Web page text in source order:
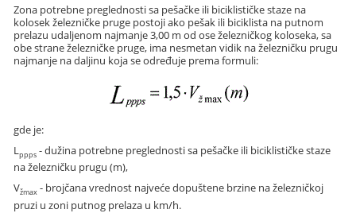
Zona potrebne preglednosti sa pešačke ili biciklističke staze na
kolosek železničke pruge postoji ako pešak ili biciklista na putnom
prelazu udaljenom najmanje 3,00 m od ose železničkog koloseka, sa
obe strane železničke pruge, ima nesmetan vidik na železničku prugu
najmanje na daljinu koja se određuje prema formuli:
gde je:
L ppps - dužina potrebne preglednosti sa pešačke ili biciklističke staze
na železničku prugu (m),
Vžmax - brojčana vrednost najveće dopuštene brzine na železničkoj
pruzi u zoni putnog prelaza u km/h.